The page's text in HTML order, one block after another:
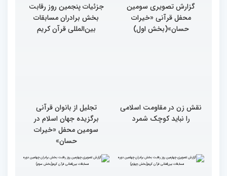
گزارش تصویری سومین
محفل قرآنی «خیرات
حسان»(بخش اول)
جزئیات پنجمین روز رقابت
بخش برادران مسابقات
بین‌المللی قرآن کریم
نقش زن در مقاومت اسلامی
را نباید کوچک شمرد
تجلیل از بانوان قرآنی
برگزیده جهان اسلام در
سومین محفل «خیرات
حسان»